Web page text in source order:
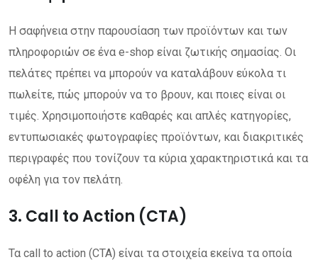
Η σαφήνεια στην παρουσίαση των προϊόντων και των
πληροφοριών σε ένα e-shop είναι ζωτικής σημασίας. Οι
πελάτες πρέπει να μπορούν να καταλάβουν εύκολα τι
πωλείτε, πώς μπορούν να το βρουν, και ποιες είναι οι
τιμές. Χρησιμοποιήστε καθαρές και απλές κατηγορίες,
εντυπωσιακές φωτογραφίες προϊόντων, και διακριτικές
περιγραφές που τονίζουν τα κύρια χαρακτηριστικά και τα
οφέλη για τον πελάτη.
3. Call to Action (CTA)
Τα call to action (CTA) είναι τα στοιχεία εκείνα τα οποία